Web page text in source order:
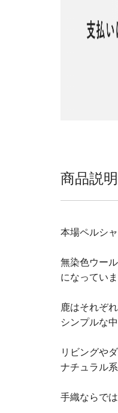
商品説明
本場ペルシ
無染色ウー
になっていま
鹿はそれぞ
シンプルな
リビングや
ナチュラル
手織ならで